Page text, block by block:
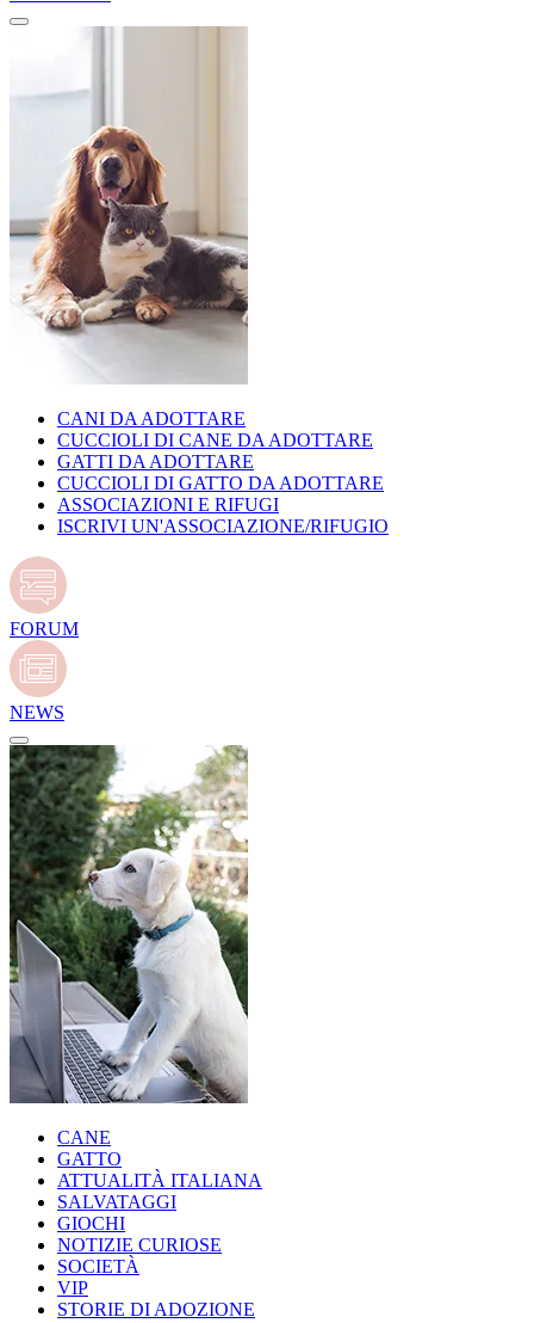
CANI DA ADOTTARE
CUCCIOLI DI CANE DA ADOTTARE
GATTI DA ADOTTARE
CUCCIOLI DI GATTO DA ADOTTARE
ASSOCIAZIONI E RIFUGI
ISCRIVI UN'ASSOCIAZIONE/RIFUGIO
FORUM
NEWS
CANE
GATTO
ATTUALITÀ ITALIANA
SALVATAGGI
GIOCHI
NOTIZIE CURIOSE
SOCIETÀ
VIP
STORIE DI ADOZIONE